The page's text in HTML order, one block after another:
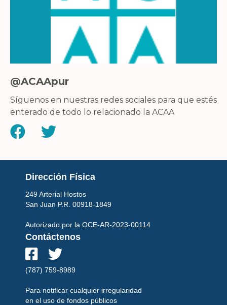
@ACAApur
Síguenos en nuestras redes sociales para que estés
enterado de todo lo relacionado la ACAA
 
Dirección Física
249 Arterial Hostos
San Juan P.R. 00918-1849
Autorizado por la OCE-AR-2023-00114
Contáctenos
 
(787) 759-8989
Para notificar cualquier irregularidad
en el uso de fondos públicos